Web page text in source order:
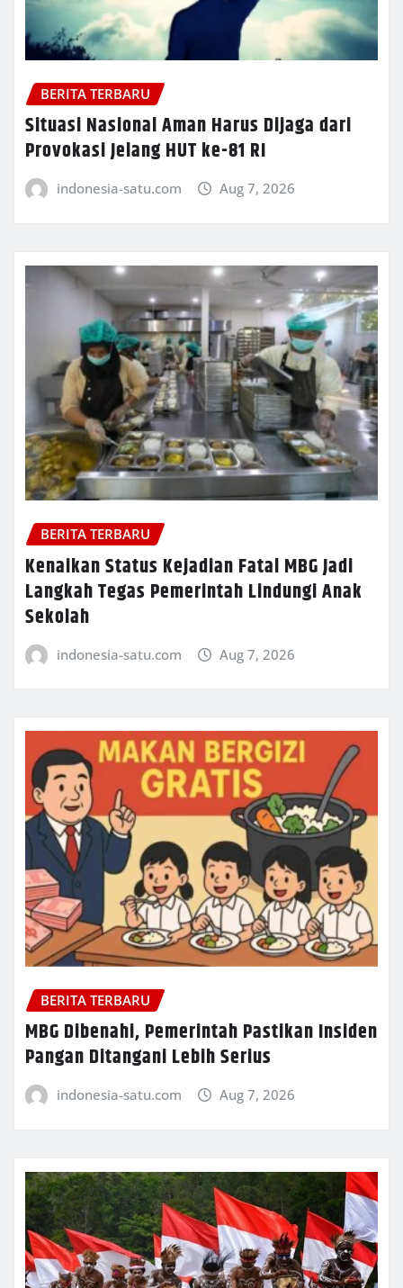
BERITA TERBARU
Situasi Nasional Aman Harus Dijaga dari
Provokasi Jelang HUT ke-81 RI
indonesia-satu.com Aug 7, 2026
BERITA TERBARU
Kenaikan Status Kejadian Fatal MBG Jadi
Langkah Tegas Pemerintah Lindungi Anak
Sekolah
indonesia-satu.com Aug 7, 2026
BERITA TERBARU
MBG Dibenahi, Pemerintah Pastikan Insiden
Pangan Ditangani Lebih Serius
indonesia-satu.com Aug 7, 2026